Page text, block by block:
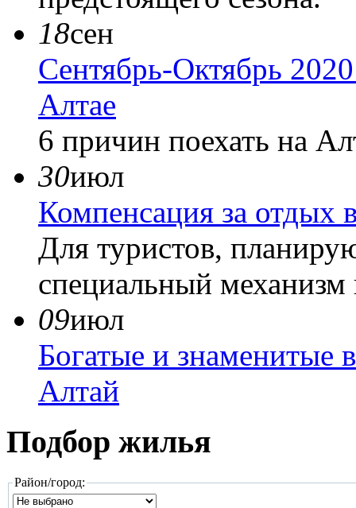
18сен
Сентябрь-Октябрь
Алтае
6 причин поехать на
30июл
Компенсация за отдых
Для туристов,
специальный
09июл
Богатые и знаменитые
Алтай
Подбор жилья
Район/город: